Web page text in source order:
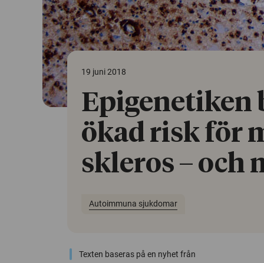
19 juni 2018
Epigenetiken
ökad risk för
skleros – och
Autoimmuna sjukdomar
Texten baseras på en nyhet från